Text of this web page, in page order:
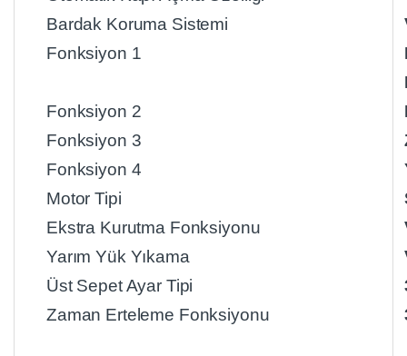
Bardak Koruma Sistemi
Fonksiyon 1
Fonksiyon 2
Fonksiyon 3
Fonksiyon 4
Motor Tipi
Ekstra Kurutma Fonksiyonu
Yarım Yük Yıkama
Üst Sepet Ayar Tipi
Zaman Erteleme Fonksiyonu